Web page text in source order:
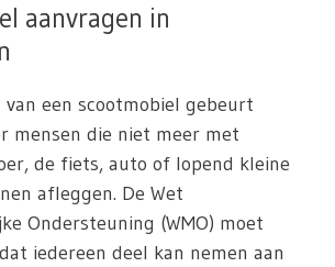
aanvragen in
van een scootmobiel gebeurt
mensen die niet meer met
de fiets, auto of lopend kleine
afleggen. De Wet
Ondersteuning (WMO) moet
iedereen deel kan nemen aan